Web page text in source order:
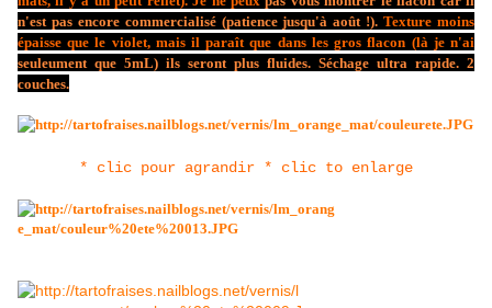
n'est pas encore commercialisé (patience jusqu'à août !).Texture moins
épaisse que le violet, mais il paraît que dans les gros flacon (là je n'ai
seuleument que 5mL) ils seront plus fluides. Séchage ultra rapide. 2
couches.
* clic pour agrandir * clic to enlarge